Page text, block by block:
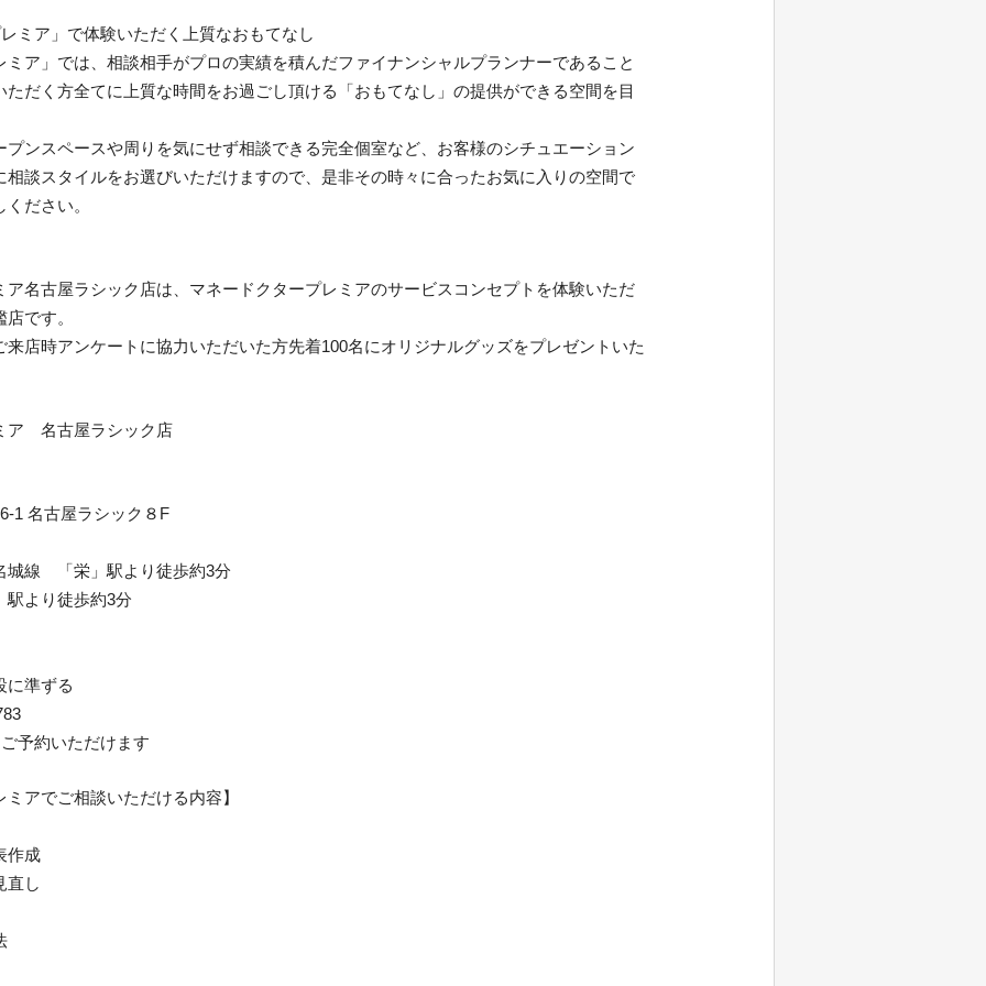
ミア」で体験いただく上質なおもてなし
ミア」では、相談相手がプロの実績を積んだファイナンシャルプランナーであること
ただく方全てに上質な時間をお過ごし頂ける「おもてなし」の提供ができる空間を目
プンスペースや周りを気にせず相談できる完全個室など、お客様のシチュエーション
相談スタイルをお選びいただけますので、是非その時々に合ったお気に入りの空間で
ださい。
ア名古屋ラシック店は、マネードクタープレミアのサービスコンセプトを体験いただ
です。
来店時アンケートに協⼒いただいた⽅先着100名にオリジナルグッズをプレゼントいた
ア 名古屋ラシック店
1 名古屋ラシック８F
城線 「栄」駅より徒歩約3分
より徒歩約3分
に準ずる
予約いただけます
アでご相談いただける内容】
作成
直し